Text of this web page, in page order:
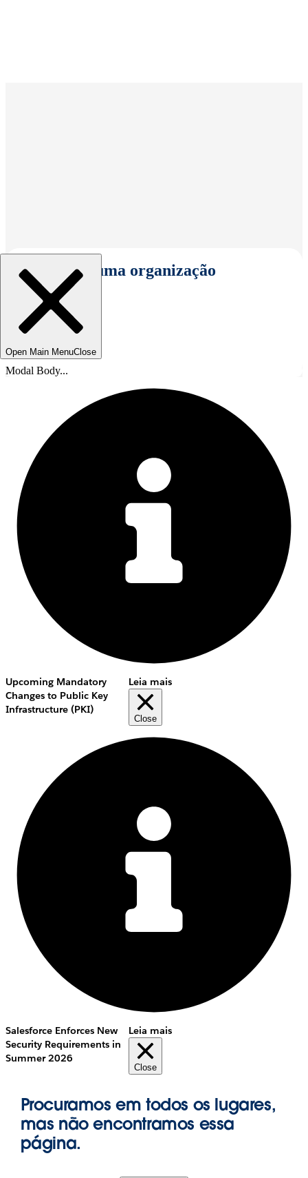
Selecionar uma organização
Open Main MenuClose
Modal Body...
Upcoming Mandatory
Changes to Public Key
Infrastructure (PKI)
Leia mais
Close
Salesforce Enforces New
Security Requirements in
Summer 2026
Leia mais
Close
Procuramos em todos os lugares,
mas não encontramos essa
página.